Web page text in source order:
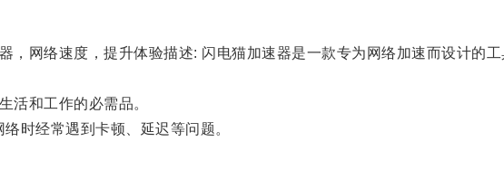
网络速度，提升体验描述: 闪电猫加速器是一款专为网络加速而设计的
和工作的必需品。
时经常遇到卡顿、延迟等问题。